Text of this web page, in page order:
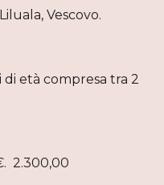
Vescovo.
età compresa tra 2
2.300,00